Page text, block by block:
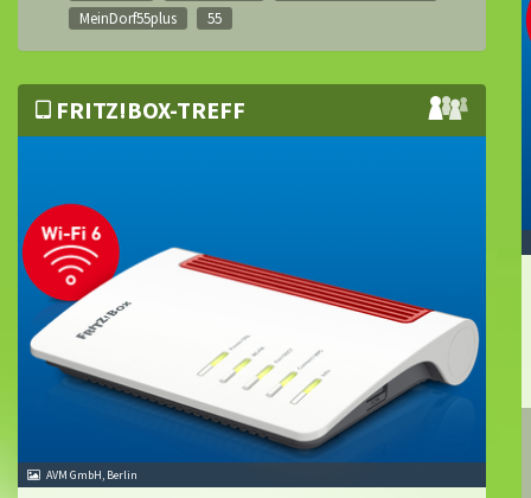
MeinDorf55plus
55
FRITZ!BOX-TREFF
AVM GmbH, Berlin